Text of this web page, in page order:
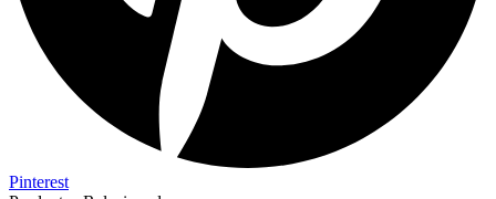
Pinterest